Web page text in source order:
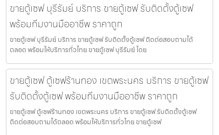
ขายตู้เซฟ บุรีรัมย์ บริการ ขายตู้เซฟ รับติดตั้งตู้เซฟ
พร้อมทีมงานมืออาชีพ ราคาถูก
ขายตู้เซฟ บุรีรัมย์ บริการ ขายตู้เซฟ รับติดตั้งตู้เซฟ ติดต่อสอบถามได้
ตลอด พร้อมให้บริการทั่วไทย ขายตู้เซฟ บุรีรัมย์ โดย
ขายตู้เซฟ ตู้เซฟร้านทอง เขตพระนคร บริการ ขายตู้เซฟ
รับติดตั้งตู้เซฟ พร้อมทีมงานมืออาชีพ ราคาถูก
ขายตู้เซฟ ตู้เซฟร้านทอง เขตพระนคร บริการ ขายตู้เซฟ รับติดตั้งตู้เซฟ
ติดต่อสอบถามได้ตลอด พร้อมให้บริการทั่วไทย ขายตู้เซฟ